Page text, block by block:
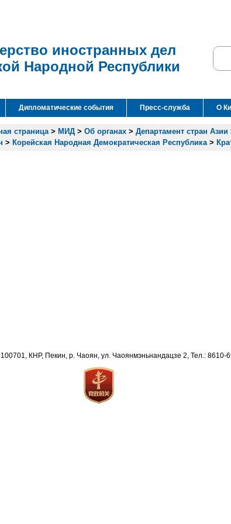
иностранных дел
Народной Республики
Дипломатические события Пресс-служба О
страница> МИД > Об органах > Департамент стран Азии
> Корейская Народная Демократическая Республика>
КНР, Пекин, р. Чаоян, ул. Чаоянмэньнандацзе 2, Тел.: 8610-